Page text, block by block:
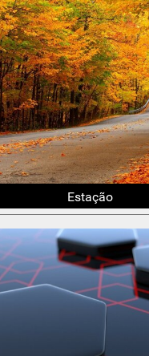
Estação